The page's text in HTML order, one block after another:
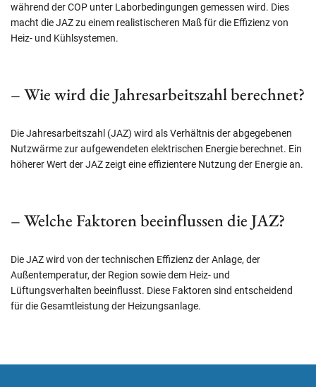
während der COP unter Laborbedingungen gemessen wird. Dies
macht die JAZ zu einem realistischeren Maß für die Effizienz von
Heiz- und Kühlsystemen.
– Wie wird die Jahresarbeitszahl berechnet?
Die Jahresarbeitszahl (JAZ) wird als Verhältnis der abgegebenen
Nutzwärme zur aufgewendeten elektrischen Energie berechnet. Ein
höherer Wert der JAZ zeigt eine effizientere Nutzung der Energie an.
– Welche Faktoren beeinflussen die JAZ?
Die JAZ wird von der technischen Effizienz der Anlage, der
Außentemperatur, der Region sowie dem Heiz- und
Lüftungsverhalten beeinflusst. Diese Faktoren sind entscheidend
für die Gesamtleistung der Heizungsanlage.